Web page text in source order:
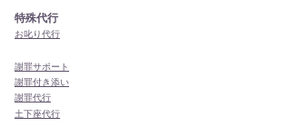
特殊代行
お叱り代行
謝罪サポート
謝罪付き添い
謝罪代行
​土下座代行